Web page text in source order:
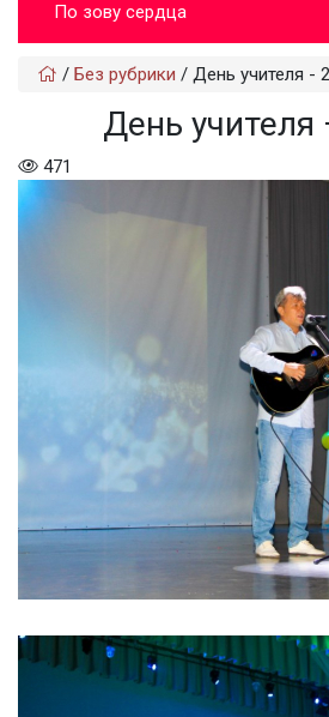
По зову сердца
/ Без рубрики / День учителя -
День
471